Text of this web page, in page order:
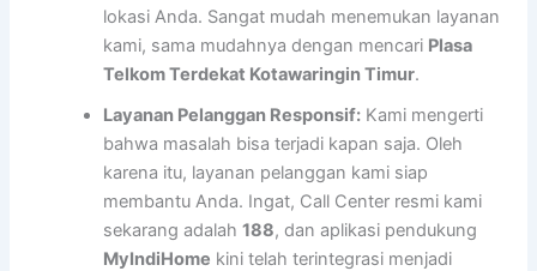
lokasi Anda. Sangat mudah menemukan layanan
kami, sama mudahnya dengan mencari Plasa
Telkom Terdekat Kotawaringin Timur.
Layanan Pelanggan Responsif: Kami mengerti
bahwa masalah bisa terjadi kapan saja. Oleh
karena itu, layanan pelanggan kami siap
membantu Anda. Ingat, Call Center resmi kami
sekarang adalah188, dan aplikasi pendukung
MyIndiHome kini telah terintegrasi menjadi